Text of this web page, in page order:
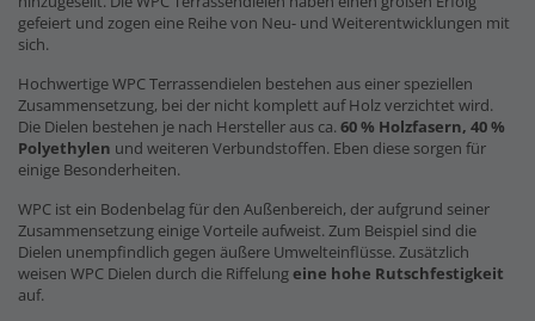
gefeiert und zogen eine Reihe von Neu- und Weiterentwicklungen mit
sich.
Hochwertige WPC Terrassendielen bestehen aus einer speziellen
Zusammensetzung, bei der nicht komplett auf Holz verzichtet wird.
Die Dielen bestehen je nach Hersteller aus ca. 60 % Holzfasern, 40 %
Polyethylen und weiteren Verbundstoffen. Eben diese sorgen für
einige Besonderheiten.
WPC ist ein Bodenbelag für den Außenbereich, der aufgrund seiner
Zusammensetzung einige Vorteile aufweist. Zum Beispiel sind die
Dielen unempfindlich gegen äußere Umwelteinflüsse. Zusätzlich
weisen WPC Dielen durch die Riffelungeine hohe Rutschfestigkeit
auf.